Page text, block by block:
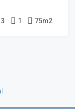
3 1 75m2